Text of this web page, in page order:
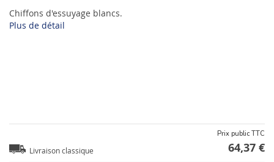
Chiffons d'essuyage blancs.
Plus de détail
Livraison classique
Prix public TTC
64,37 €